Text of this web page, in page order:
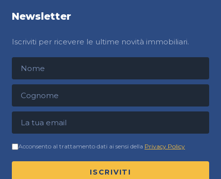
Newsletter
Iscriviti per ricevere le ultime novità immobiliari.
Nome
Cognome
Indirizzo email
Acconsento al trattamento dati ai sensi della Privacy Policy
ISCRIVITI